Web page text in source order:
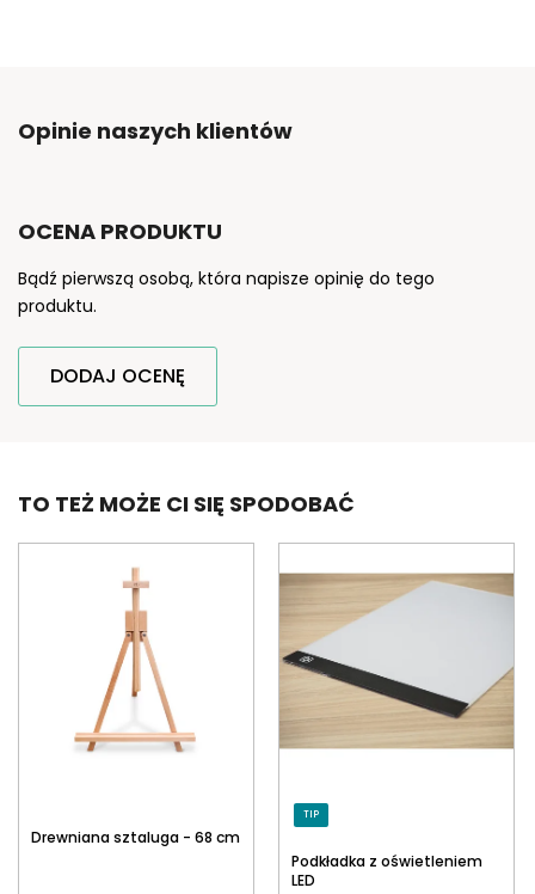
Opinie naszych klientów
OCENA PRODUKTU
Bądź pierwszą osobą, która napisze opinię do tego
produktu.
DODAJ OCENĘ
TO TEŻ MOŻE CI SIĘ SPODOBAĆ
Drewniana sztaluga - 68 cm
TIP
Podkładka z oświetleniem
LED